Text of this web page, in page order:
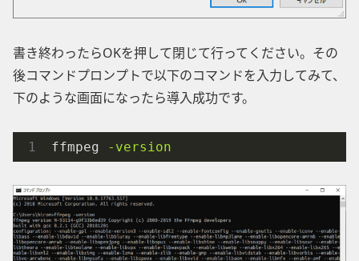
書き終わったらOKを押して閉じて行ってください。その
後コマンドプロンプトで以下のコマンドを入力してみて、
下のような画面になったら導入成功です。
ffmpeg -version